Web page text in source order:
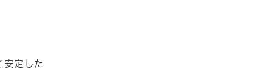
安定した